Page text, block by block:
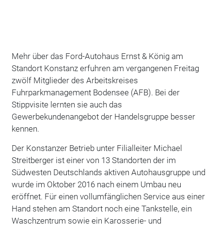
Mehr über das Ford-Autohaus Ernst & König am
Standort Konstanz erfuhren am vergangenen Freitag
zwölf Mitglieder des Arbeitskreises
Fuhrparkmanagement Bodensee (AFB). Bei der
Stippvisite lernten sie auch das
Gewerbekundenangebot der Handelsgruppe besser
kennen.
Der Konstanzer Betrieb unter Filialleiter Michael
Streitberger ist einer von 13 Standorten der im
Südwesten Deutschlands aktiven Autohausgruppe und
wurde im Oktober 2016 nach einem Umbau neu
eröffnet. Für einen vollumfänglichen Service aus einer
Hand stehen am Standort noch eine Tankstelle, ein
Waschzentrum sowie ein Karosserie- und